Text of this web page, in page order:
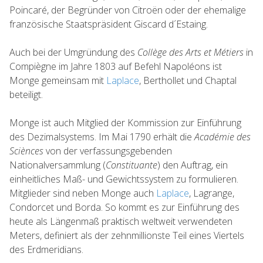
Poincaré, der Begründer von Citroën oder der ehemalige
französische Staatspräsident Giscard d´Estaing.
Auch bei der Umgründung des Collège des Arts et Métiers in
Compiègne im Jahre 1803 auf Befehl Napoléons ist
Monge gemeinsam mit Laplace, Berthollet und Chaptal
beteiligt.
Monge ist auch Mitglied der Kommission zur Einführung
des Dezimalsystems. Im Mai 1790 erhält dieAcadémie des
Scièncesvon der verfassungsgebenden
Nationalversammlung (Constituante) den Auftrag, ein
einheitliches Maß- und Gewichtssystem zu formulieren.
Mitglieder sind neben Monge auch Laplace, Lagrange,
Condorcet und Borda. So kommt es zur Einführung des
heute als Längenmaß praktisch weltweit verwendeten
Meters, definiert als der zehnmillionste Teil eines Viertels
des Erdmeridians.